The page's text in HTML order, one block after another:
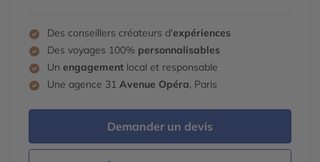
Des conseillers créateurs d'expériences
Des voyages 100% personnalisables
Un engagement local et responsable
Une agence 31 Avenue Opéra, Paris
Demander un devis